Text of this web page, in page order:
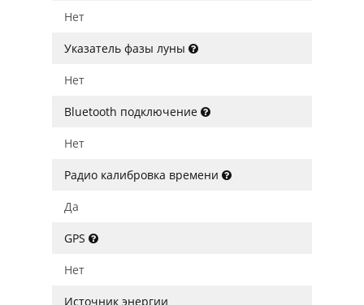
Нет
Указатель фазы луны
Нет
Bluetooth подключение
Нет
Радио калибровка времени
Да
GPS
Нет
Источник энергии